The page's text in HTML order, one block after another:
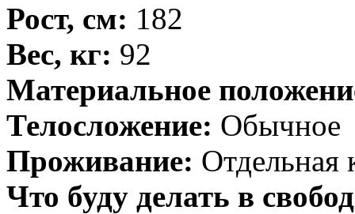
Рост, см: 182
Вес, кг: 92
Материальное
Телосложение: Обычное
Проживание: Отдельная
Что буду делать в